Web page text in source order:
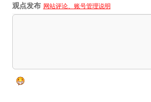
观点发布 网站评论、账号管理说明